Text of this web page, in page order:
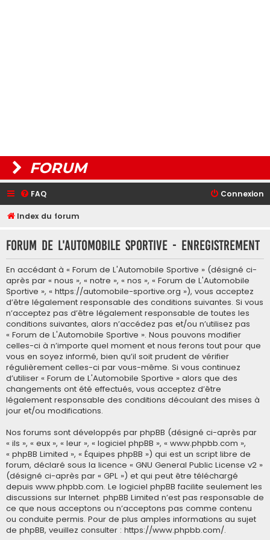
FORUM
FAQ Connexion
Index du forum
Forum de L'Automobile Sportive - Enregistrement
En accédant à « Forum de L'Automobile Sportive » (désigné ci-
après par « nous », « notre », « nos », « Forum de L'Automobile
Sportive », « https://automobile-sportive.org »), vous acceptez
d’être légalement responsable des conditions suivantes. Si vous
n’acceptez pas d’être légalement responsable de toutes les
conditions suivantes, alors n’accédez pas et/ou n’utilisez pas
« Forum de L'Automobile Sportive ». Nous pouvons modifier
celles-ci à n’importe quel moment et nous ferons tout pour que
vous en soyez informé, bien qu’il soit prudent de vérifier
régulièrement celles-ci par vous-même. Si vous continuez
d’utiliser « Forum de L'Automobile Sportive » alors que des
changements ont été effectués, vous acceptez d’être
légalement responsable des conditions découlant des mises à
jour et/ou modifications.
Nos forums sont développés par phpBB (désigné ci-après par
« ils », « eux », « leur », « logiciel phpBB », « www.phpbb.com »,
« phpBB Limited », « Équipes phpBB ») qui est un script libre de
forum, déclaré sous la licence « GNU General Public License v2 »
(désigné ci-après par « GPL ») et qui peut être téléchargé
depuis www.phpbb.com. Le logiciel phpBB facilite seulement les
discussions sur Internet. phpBB Limited n’est pas responsable de
ce que nous acceptons ou n’acceptons pas comme contenu
ou conduite permis. Pour de plus amples informations au sujet
de phpBB, veuillez consulter : https://www.phpbb.com/.